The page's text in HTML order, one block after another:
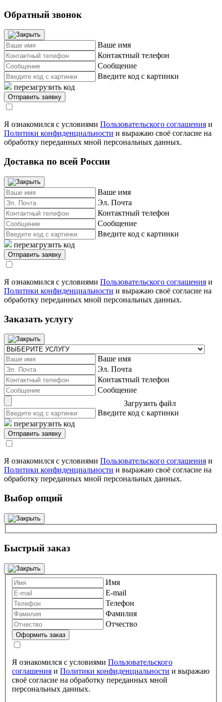
Обратный звонок
Ваше имя
Контактный телефон
Сообщение
Введите код с картинки
перезагрузить код
Я ознакомился с условиями Пользовательского соглашения и
Политики конфиденциальности и выражаю своё согласие на
обработку переданных мной персональных данных.
Доставка по всей России
Ваше имя
Эл. Почта
Контактный телефон
Сообщение
Введите код с картинки
перезагрузить код
Я ознакомился с условиями Пользовательского соглашения и
Политики конфиденциальности и выражаю своё согласие на
обработку переданных мной персональных данных.
Заказать услугу
Ваше имя
Эл. Почта
Контактный телефон
Сообщение
Загрузить файл
Введите код с картинки
перезагрузить код
Я ознакомился с условиями Пользовательского соглашения и
Политики конфиденциальности и выражаю своё согласие на
обработку переданных мной персональных данных.
Выбор опций
Быстрый заказ
Имя
E-mail
Телефон
Фамилия
Отчество
Я ознакомился с условиями Пользовательского
соглашения и Политики конфиденциальности и выражаю
своё согласие на обработку переданных мной
персональных данных.